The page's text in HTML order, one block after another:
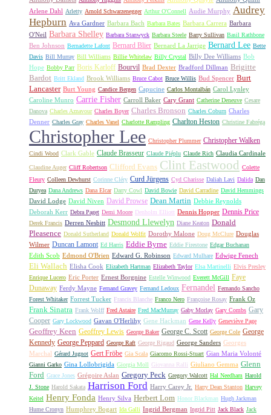
Arlene Dahl Arletty Arnold Schwarzenegger Arthur O'Connell Audie Murphy Audrey
Hepburn Ava Gardner Barbara Bach Barbara Bates Barbara Carrera Barbara
O'Neil Barbara Shelley Barbara Stanwyck Barbara Steele Barry Sullivan Basil Rathbone
Ben Johnson Bernadette Lafont Bernard Blier Bernard La Jarrige Bernard Lee Bette
Davis Bill Murray Bill Williams Billie Whitelaw Billy Crystal Billy Dee Williams Bob
Hope Bobby Parr Boris Karloff Bourvil Brad Dexter Bradford Dillman Brigitte
Bardot Britt Ekland Brook Williams Bruce Cabot Bruce Willis Bud Spencer Burt
Lancaster Burt Young Candice Bergen Capucine Carlos Montalbán Carol Lynley
Caroline Munro Carrie Fisher Carroll Baker Cary Grant Catherine Deneuve Cesare
Danova Charles Aznavour Charles Boyer Charles Bronson Charles Coburn Charles
Denner Charles Gray Charles Vanel Charlotte Rampling Charlton Heston Christine Fabréga
Christopher Lee Christopher Plummer Christopher Walken
Cindi Wood Clark Gable Claude Brasseur Claude Piéplu Claude Rich Claudia Cardinale
Claudine Auger Cliff Robertson Clifford Evans Clint Eastwood Colette
Fleury Colleen Dewhurst Corinne Cléry Curd Jürgens Cyd Charisse Daliah Lavi Dalida Dan
Duryea Dana Andrews Dana Elcar Darry Cowl David Bowie David Carradine David Hemmings
David Lodge David Niven David Prowse Dean Martin Debbie Reynolds
Deborah Kerr Debra Paget Demi Moore Denholm Elliott Dennis Hopper Dennis Price
Derek Francis Derren Nesbitt Desmond Llewelyn Diane Keaton Donald
Pleasence Donald Sutherland Donald Wolfit Dorothy Malone Doug McClure Douglas
Wilmer Duncan Lamont Ed Harris Eddie Byrne Eddie Firestone Edgar Buchanan
Edith Scob Edmond O'Brien Edward G. Robinson Edward Mulhare Edwige Fenech
Eli Wallach Elisha Cook Elizabeth Hartman Elizabeth Taylor Elsa Martinelli Elvis Presley
Enrique Lucero Eric Porter Ernest Borgnine Estelle Winwood Everett McGill Faye
Dunaway Ferdy Mayne Fernand Gravey Fernand Ledoux Fernandel Fernando Sancho
Forest Whitaker Forrest Tucker Francis Blanche Franco Nero Françoise Rosay Frank Oz
Frank Sinatra Frank Wolff Fred Astaire Fred MacMurray Gaby Morlay Gary Combs Gary
Cooper Gary Lockwood Gavan O'Herlihy Gene Hackman Gene Kelly Geneviève Page
Geoffrey Keen Geoffrey Lewis George Baker George C. Scott George Cole George
Kennedy George Peppard George Raft George Rigaud George Sanders Georges
Marchal Gérard Jugnot Gert Fröbe Gia Scala Giacomo Rossi-Stuart Gian Maria Volonté
Gianni Garko Gina Lollobrigida Giorgia Moll Giovanna Ralli Giuliano Gemma Glenn
Ford Grace Jones Grégoire Aslan Gregory Peck Gregory Walcott Hal Needham Harold
J. Stone Harold Sakata Harrison Ford Harry Carey Jr. Harry Dean Stanton Harvey
Keitel Henry Fonda Henry Silva Herbert Lom Honor Blackman Hugh Jackman
Hume Cronyn Humphrey Bogart Ida Galli Ingrid Bergman Ingrid Pitt Jack Black Jack